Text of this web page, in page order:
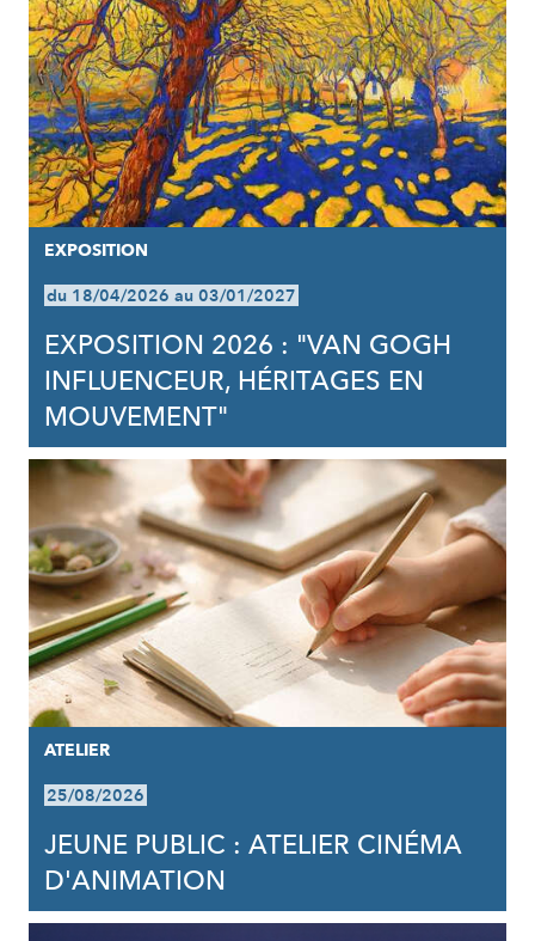
EXPOSITION
du 18/04/2026 au 03/01/2027
EXPOSITION 2026 : "VAN GOGH
INFLUENCEUR, HÉRITAGES EN
MOUVEMENT"
ATELIER
25/08/2026
JEUNE PUBLIC : ATELIER CINÉMA
D'ANIMATION